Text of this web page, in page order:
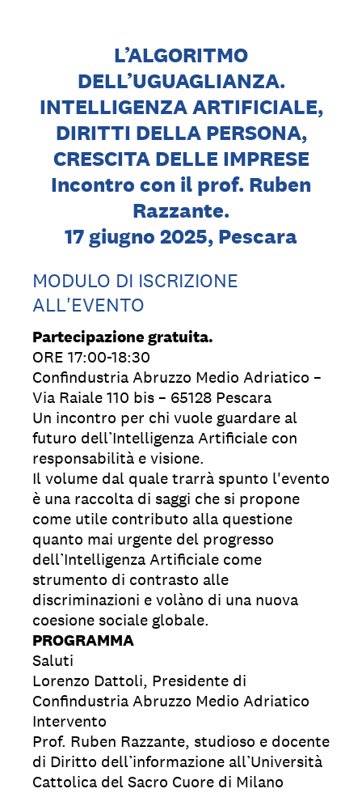
L’ALGORITMO
DELL’UGUAGLIANZA.
INTELLIGENZA ARTIFICIALE,
DIRITTI DELLA PERSONA,
CRESCITA DELLE IMPRESE
Incontro con il prof. Ruben
Razzante.
17 giugno 2025, Pescara
MODULO DI ISCRIZIONE
ALL'EVENTO
Partecipazione gratuita.
ORE 17:00-18:30
Confindustria Abruzzo Medio Adriatico –
Via Raiale 110 bis – 65128 Pescara
Un incontro per chi vuole guardare al
futuro dell’Intelligenza Artificiale con
responsabilità e visione.
Il volume dal quale trarrà spunto l'evento
è una raccolta di saggi che si propone
come utile contributo alla questione
quanto mai urgente del progresso
dell’Intelligenza Artificiale come
strumento di contrasto alle
discriminazioni e volàno di una nuova
coesione sociale globale.
PROGRAMMA
Saluti
Lorenzo Dattoli, Presidente di
Confindustria Abruzzo Medio Adriatico
Intervento
Prof. Ruben Razzante, studioso e docente
di Diritto dell’informazione all’Università
Cattolica del Sacro Cuore di Milano